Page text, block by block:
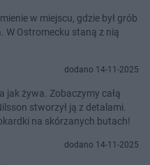
w miejscu, gdzie był grób
W Ostromecku staną z nią
dodano 14-11-2025
jak żywa. Zobaczymy całą
stworzył ją z detalami.
na skórzanych butach!
dodano 14-11-2025